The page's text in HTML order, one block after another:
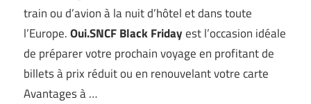
train ou d’avion à la nuit d’hôtel et dans toute
l’Europe.Oui.SNCF Black Fridayest l’occasion idéale
de préparer votre prochain voyage en profitant de
billets à prix réduit ou en renouvelant votre carte
Avantages à …